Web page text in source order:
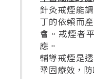
針灸戒煙能
丁的依賴而
會。戒煙者
應。
輔導戒煙是
鞏固療效，